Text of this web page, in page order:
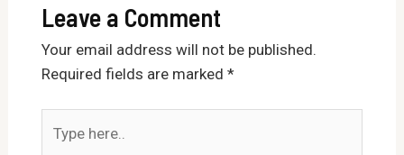
Leave a Comment
Your email address will not be published.
Required fields are marked *
here..